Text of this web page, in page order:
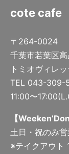
cote cafe
〒264-0024
千葉市若葉区
トミオヴィレ
TEL 043-309-
11:00〜
【
土日・祝のみ
※テイクアウ